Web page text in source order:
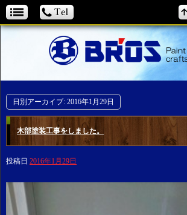
日別アーカイブ: 2016年1月29日
木部塗装工事をしました。
投稿日 2016年1月29日